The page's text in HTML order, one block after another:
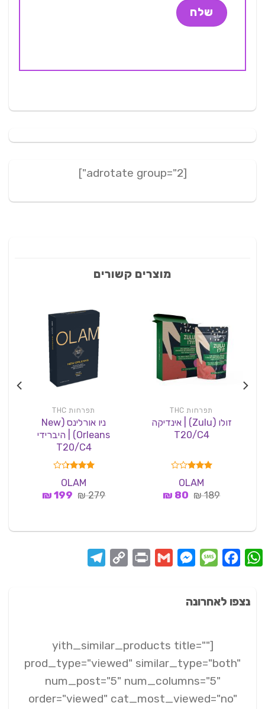
מוצרים קשורים
תפרחות THC
זולו (Zulu) | אינדיקה
T20/C4
מתוך 5
OLAM
189
₪ המחיר
80
₪המחיר
תפרחות THC
ניו אורלינס (New
Orleans) | היברידי
T20/C4
מתוך 5
OLAM
279
₪ המחיר
199
₪המחיר
WhatsApp
Facebook
Message
Messenger
Gmail
Print
Copy
Telegram
נצפו לאחרונה
[yith_similar_products title=""
prod_type="viewed" similar_type="both"
num_post="5" num_columns="5"
order="viewed" cat_most_viewed="no"